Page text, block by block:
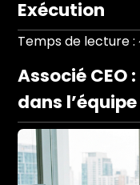
Exécution
Temps de lecture :
Associé
dans l’équipe